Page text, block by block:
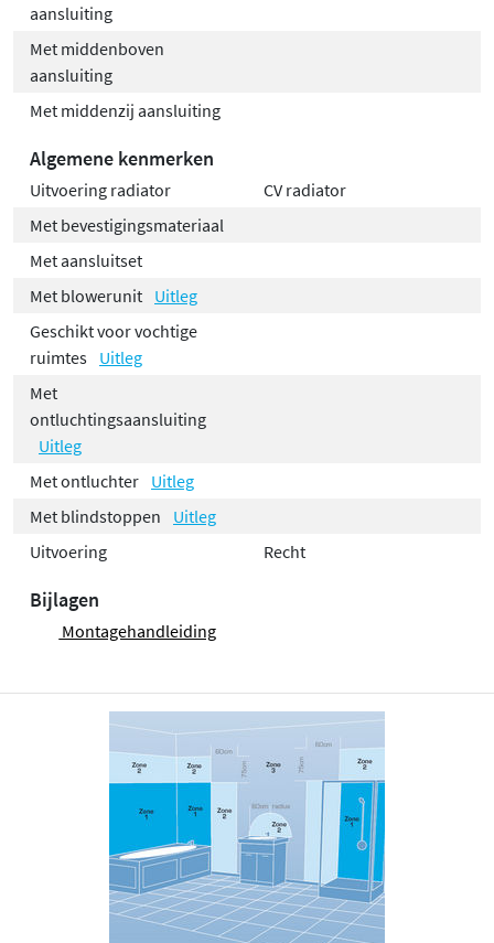
aansluiting
Met middenboven
aansluiting
Met middenzij aansluiting
Algemene kenmerken
Uitvoering radiator
CV radiator
Met bevestigingsmateriaal
Met aansluitset
Met blowerunit Uitleg
Geschikt voor vochtige
ruimtes Uitleg
Met
ontluchtingsaansluiting
Uitleg
Met ontluchter Uitleg
Met blindstoppen
Uitleg
Uitvoering
Recht
Bijlagen
Montagehandleiding